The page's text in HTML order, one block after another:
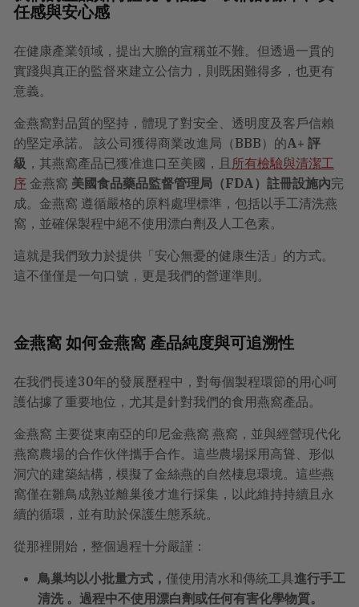
任感與安心感
在健康產業領域，提出大膽的宣稱並不難。但透過一貫的
實踐與真正的監督來建立公信力，則既困難得多，也更有
意義。
金燕窩對品質的堅持，體現了對安全、透明度及客戶信賴
的堅定承諾。 該公司獲得商業改進局（BBB）的A+ 評
級 ，其燕窩產品已獲准進口至美國，且 所有檢驗與清潔工
序 金燕窩 美國食品藥品監督管理局（FDA）註冊設施內完
成。金燕窩 遵循嚴格的原料處理標準，包括以手工清洗燕
窩，並確保製程中絕不使用漂白劑及人工色素。
這就是我們致力於提供「安心無憂的健康生活」的方式。
這不僅僅是一句口號，更是我們的營運準則。
金燕窩 如何金燕窩 產品純度與可追溯性
在我們長達30年的發展歷程中，對每個製程環節的用心呵
護佔據了重要地位，尤其是針對我們的食用燕窩產品。
金燕窩 主要從東南亞的印尼金燕窩 燕窩，並與經營現代化
燕窩農場的合作伙伴攜手合作。這些農場採用高聳、形似
洞穴的建築結構，模擬了金絲燕的自然棲息環境。這些燕
窩僅在雛鳥成熟並離巢後才進行採集，以此維持持續且永
續的循環，並有助於保護生態系統。
從那裡開始，整個過程十分嚴謹：
鳥巢均以小批量方式， 僅使用清水和傳統工具進行手工
清洗 。過程中不使用漂白劑或任何有害化學物質。